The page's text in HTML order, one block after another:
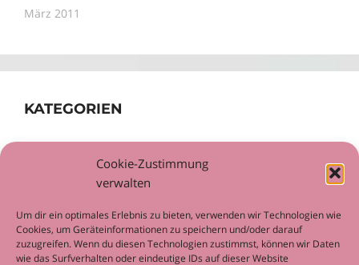
Cookie-Zustimmung
verwalten
Um dir ein optimales Erlebnis zu bieten, verwenden wir Technologien wie
Cookies, um Geräteinformationen zu speichern und/oder darauf
zuzugreifen. Wenn du diesen Technologien zustimmst, können wir Daten
wie das Surfverhalten oder eindeutige IDs auf dieser Website
März 2011
KATEGORIEN